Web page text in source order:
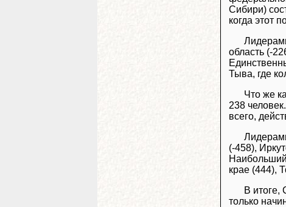
Сибири)
когда этот
область (-
Тыва, где
Что же
238
всего,
(-458),
крае (444),
В итоге,
только